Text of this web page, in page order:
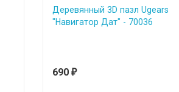
Деревянный 3D пазл Ugears
"Навигатор Дат" - 70036
690 ₽